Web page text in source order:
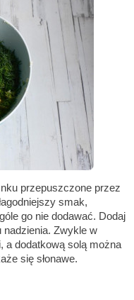
przepuszczone przez
smak,
go nie dodawać. Dodaj
nadzienia. Zwykle w
a dodatkową solą można
się słonawe.